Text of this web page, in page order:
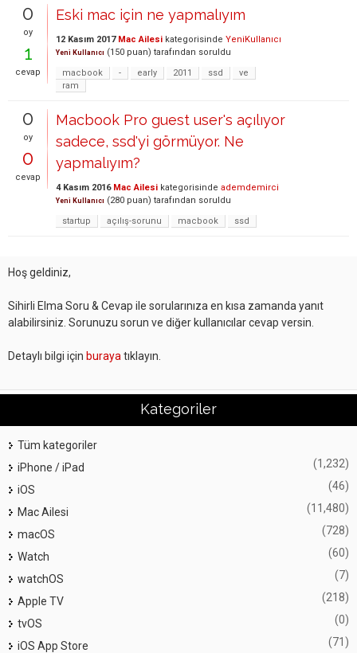
0
oy
1
cevap
Eski mac için ne yapmalıyım
12 Kasım 2017 Mac Ailesi kategorisinde YeniKullanıcı
Yeni Kullanıcı (150 puan) tarafından soruldu
macbook
- early 2011 ssd
ve
ram
0
oy
0
cevap
Macbook Pro guest user's açılıyor
sadece, ssd'yi görmüyor. Ne
yapmalıyım?
4 Kasım 2016 Mac Ailesi kategorisinde ademdemirci
Yeni Kullanıcı (280 puan) tarafından soruldu
startup
açılış-sorunu macbook ssd
Hoş geldiniz,
Sihirli Elma Soru & Cevap ile sorularınıza en kısa zamanda yanıt
alabilirsiniz. Sorunuzu sorun ve diğer kullanıcılar cevap versin.
Detaylı bilgi için buraya tıklayın.
Kategoriler
Tüm kategoriler
iPhone / iPad
(1,232)
iOS (46)
Mac Ailesi (11,480)
macOS (728)
Watch (60)
watchOS (7)
Apple TV (218)
tvOS (0)
iOS App Store (71)